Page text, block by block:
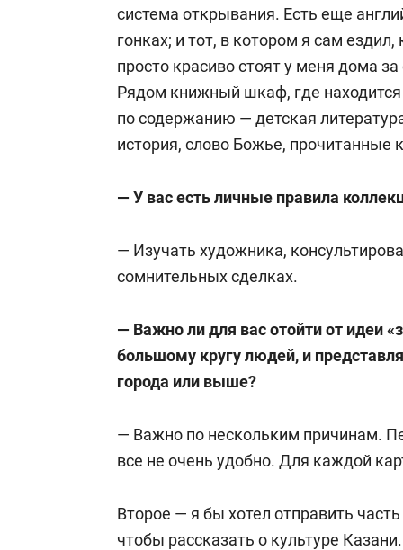
система открывания. Есть еще
гонках; и тот, в котором я сам
просто красиво стоят у меня дома
Рядом книжный шкаф, где
по содержанию — детская
история, слово Божье, прочитанные
— У вас есть личные правила
— Изучать художника,
сомнительных сделках.
— Важно ли для вас отойти от идеи
большому кругу людей, и
города или выше?
— Важно по нескольким причинам.
все не очень удобно. Для каждой
Второе — я бы хотел отправить
чтобы рассказать о культуре